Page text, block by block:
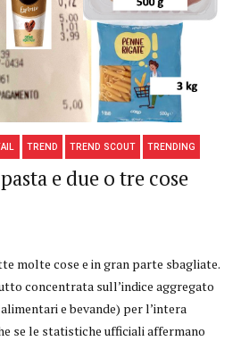
TREND TREND SCOUT TRENDING
e due o tre cose
molte cose e in gran parte sbagliate.
concentrata sull’indice aggregato
e bevande) per l’intera
se le statistiche ufficiali affermano